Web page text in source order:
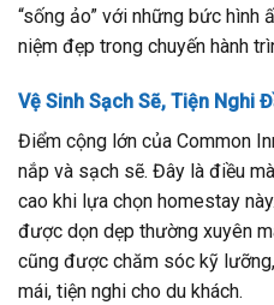
“sống ảo” với những bức hình
niệm đẹp trong chuyến hành
Vệ Sinh Sạch Sẽ, Tiện Nghi
Điểm cộng lớn của Common
nắp và sạch sẽ. Đây là điều
cao khi lựa chọn homestay
được dọn dẹp thường xuyên
cũng được chăm sóc kỹ
mái, tiện nghi cho du khách.